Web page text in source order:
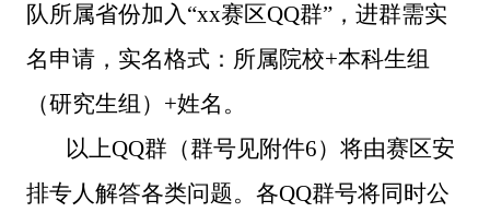
队所属省份加入“xx赛区QQ群”， 进群需实
名申请，实名格式：所属院校+本科生组
（研究生组）+姓名。
以上QQ群（群号见附件6）将由赛区安
排专人解答各类问题。各QQ群号将同时公